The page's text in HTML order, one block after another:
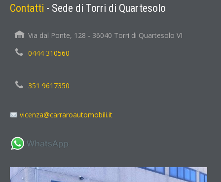
Contatti - Sede di Torri di Quartesolo
Via dal Ponte, 128 - 36040 Torri di Quartesolo VI
0444 310560
351 9617350
vicenza@carraroautomobili.it